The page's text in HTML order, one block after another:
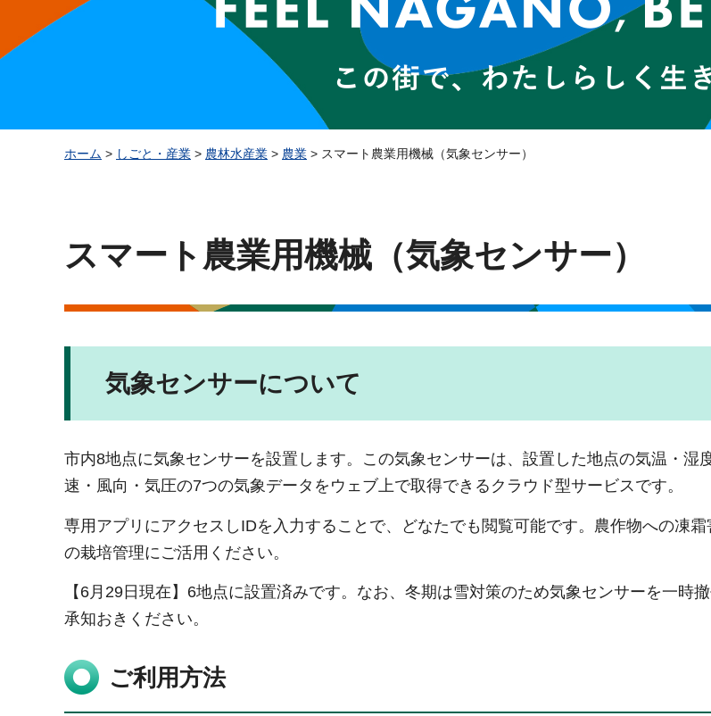
ホーム > しごと・産業 > 農林水産業 > 農業 > スマート農業用機械（気象センサー）
スマート農業用機械（気象センサー）
気象センサーについて
市内8地点に気象センサーを設置します。この気象センサーは、設置した地点の気温・湿
速・風向・気圧の7つの気象データをウェブ上で取得できるクラウド型サービスです。
専用アプリにアクセスしIDを入力することで、どなたでも閲覧可能です。農作物への凍霜
の栽培管理にご活用ください。
【6月29日現在】6地点に設置済みです。なお、冬期は雪対策のため気象センサーを一時
承知おきください。
ご利用方法